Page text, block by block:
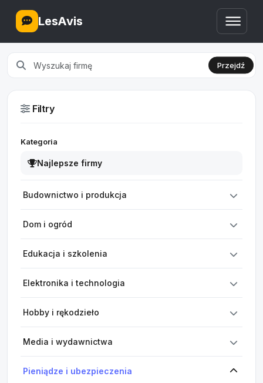
LesAvis
Przejdź
Filtry
Kategoria
Najlepsze firmy
Budownictwo i produkcja
Dom i ogród
Edukacja i szkolenia
Elektronika i technologia
Hobby i rękodzieło
Media i wydawnictwa
Pieniądze i ubezpieczenia